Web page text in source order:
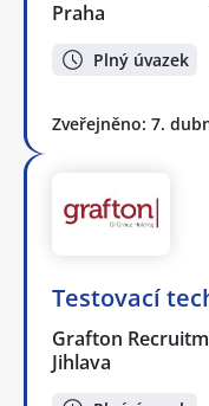
Praha
Plný úvazek
Zveřejněno: 7.
Testovací
Grafton
Jihlava